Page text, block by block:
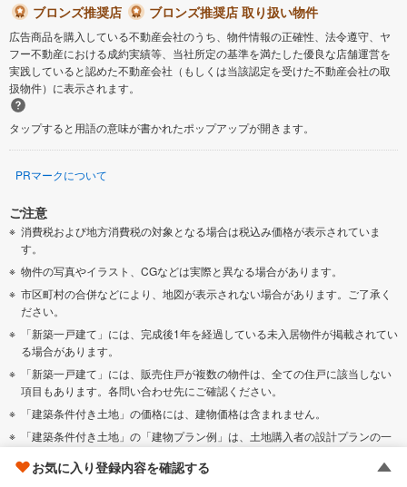
ブロンズ推奨店
ブロンズ推奨店 取り扱い物件
広告商品を購入している不動産会社のうち、物件情報の正確性、法令遵守、ヤ
フー不動産における成約実績等、当社所定の基準を満たした優良な店舗運営を
実践していると認めた不動産会社（もしくは当該認定を受けた不動産会社の取
扱物件）に表示されます。
タップすると用語の意味が書かれたポップアップが開きます。
PRマークについて
ご注意
消費税および地方消費税の対象となる場合は税込み価格が表示されていま
す。
物件の写真やイラスト、CGなどは実際と異なる場合があります。
市区町村の合併などにより、地図が表示されない場合があります。ご了承く
ださい。
「新築一戸建て」には、完成後1年を経過している未入居物件が掲載されてい
る場合があります。
「新築一戸建て」には、販売住戸が複数の物件は、全ての住戸に該当しない
項目もあります。各問い合わせ先にご確認ください。
「建築条件付き土地」の価格には、建物価格は含まれません。
「建築条件付き土地」の「建物プラン例」は、土地購入者の設計プランの一
「土地（建築条件なし）」の「建物プラン例」に関して、そのプラン例は特
お気に入り登録内容を確認する